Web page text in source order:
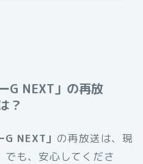
G NEXT」の再放
？
NEXT」 の再放送は、現
でも、安心してくださ